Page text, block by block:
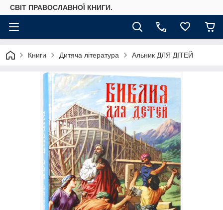
СВІТ ПРАВОСЛАВНОЇ КНИГИ.
Книги Дитяча література Альник ДЛЯ ДІТЕЙ